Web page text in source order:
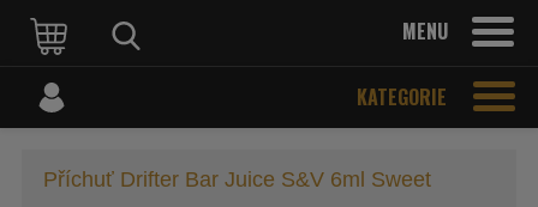
MENU
KATEGORIE
Příchuť Drifter Bar Juice S&V 6ml Sweet